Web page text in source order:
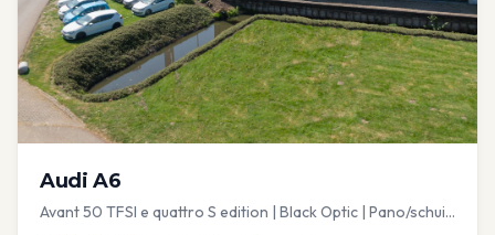
Audi A6
Avant 50 TFSI e quattro S edition | Black Optic | Pano/schuif